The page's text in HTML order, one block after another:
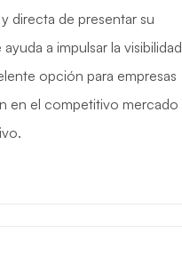
directa de presentar su
a impulsar la visibilidad
opción para empresas
en el competitivo mercado